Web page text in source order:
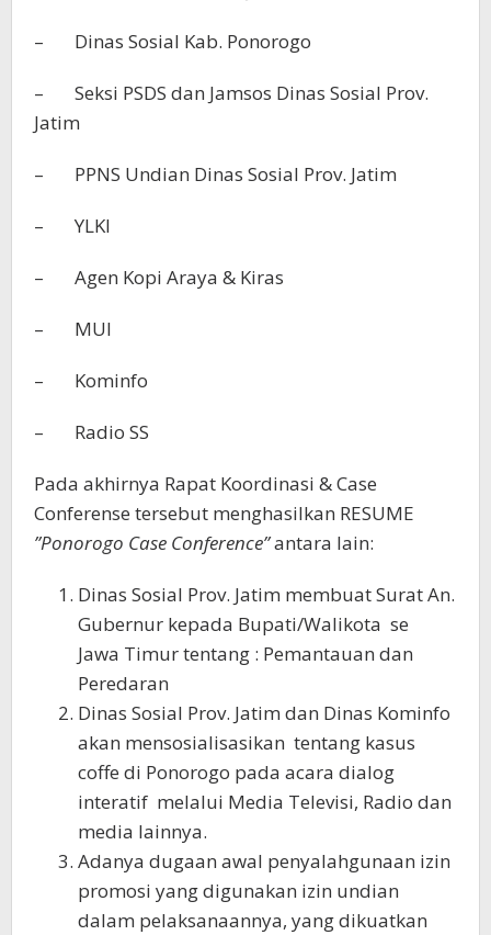
– Dinas Sosial Kab. Ponorogo
– Seksi PSDS dan Jamsos Dinas Sosial Prov.
Jatim
– PPNS Undian Dinas Sosial Prov. Jatim
– YLKI
– Agen Kopi Araya & Kiras
– MUI
– Kominfo
– Radio SS
Pada akhirnya Rapat Koordinasi & Case
Conferense tersebut menghasilkan RESUME
”Ponorogo Case Conference”antara lain:
Dinas Sosial Prov. Jatim membuat Surat An.
Gubernur kepada Bupati/Walikota se
Jawa Timur tentang : Pemantauan dan
Peredaran
Dinas Sosial Prov. Jatim dan Dinas Kominfo
akan mensosialisasikan tentang kasus
coffe di Ponorogo pada acara dialog
interatif melalui Media Televisi, Radio dan
media lainnya.
Adanya dugaan awal penyalahgunaan izin
promosi yang digunakan izin undian
dalam pelaksanaannya, yang dikuatkan